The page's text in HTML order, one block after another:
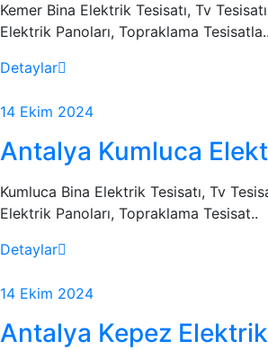
Kemer Bina Elektrik Tesisatı, Tv
Elektrik Panoları, Topraklama Tesisatla..
Detaylar
14 Ekim 2024
Antalya Kumluca
Kumluca Bina Elektrik Tesisatı, Tv
Elektrik Panoları, Topraklama Tesisat..
Detaylar
14 Ekim 2024
Antalya Kepez